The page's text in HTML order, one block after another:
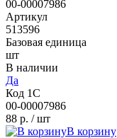
00-00007986
Артикул
513596
Базовая единица
шт
В наличии
Да
Код 1С
00-00007986
88 р. / шт
В корзину